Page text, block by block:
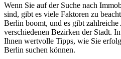
Wenn Sie auf der Suche nach
sind, gibt es viele Faktoren zu
Berlin boomt, und es gibt
verschiedenen Bezirken der Stadt.
Ihnen wertvolle Tipps, wie Sie
Berlin suchen können.